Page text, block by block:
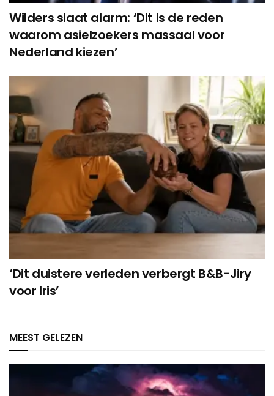
Wilders slaat alarm: ‘Dit is de reden
waarom asielzoekers massaal voor
Nederland kiezen’
‘Dit duistere verleden verbergt B&B-Jiry
voor Iris’
MEEST GELEZEN